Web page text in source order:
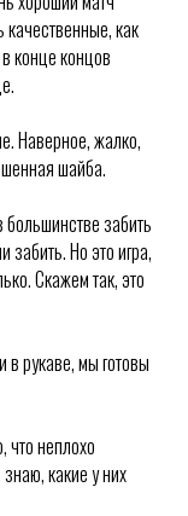
как
конце концов
Наверное, жалко,
шайба.
забить
Но это игра,
Скажем так, это
в рукаве, мы готовы
что неплохо
какие у них